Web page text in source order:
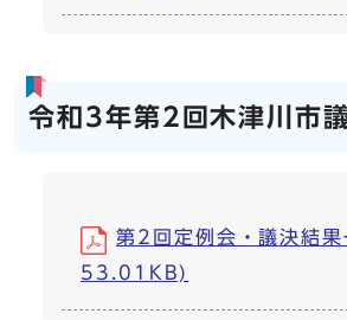
令和3年第2回木津川市
第2回定例会・議決結
53.01KB)